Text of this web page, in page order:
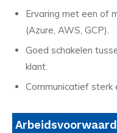
Ervaring met een of
(Azure, AWS, GCP).
Goed schakelen
klant.
Communicatief sterk